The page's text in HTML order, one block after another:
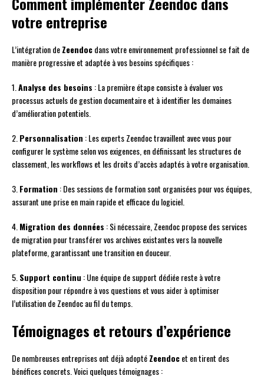
votre entreprise
L’intégration deZeendocdans votre environnement professionnel se fait de
manière progressive et adaptée à vos besoins spécifiques :
1.Analyse des besoins : La première étape consiste à évaluer vos
processus actuels de gestion documentaire et à identifier les domaines
d’amélioration potentiels.
2.Personnalisation : Les experts Zeendoc travaillent avec vous pour
configurer le système selon vos exigences, en définissant les structures de
classement, les workflows et les droits d’accès adaptés à votre organisation.
3.Formation : Des sessions de formation sont organisées pour vos équipes,
assurant une prise en main rapide et efficace du logiciel.
4.Migration des données : Si nécessaire, Zeendoc propose des services
de migration pour transférer vos archives existantes vers la nouvelle
plateforme, garantissant une transition en douceur.
5.Support continu : Une équipe de support dédiée reste à votre
disposition pour répondre à vos questions et vous aider à optimiser
l’utilisation de Zeendoc au fil du temps.
Témoignages et retours d’expérience
De nombreuses entreprises ont déjà adoptéZeendocet en tirent des
bénéfices concrets. Voici quelques témoignages :